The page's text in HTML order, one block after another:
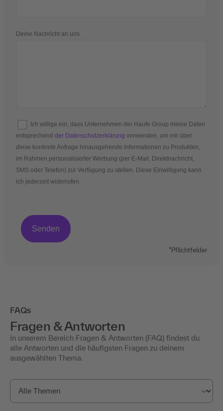
Deine Nachricht an uns
Ich willige ein, dass Unternehmen der Haufe Group meine Daten
entsprechend der Datenschutzerklärung verwenden, um mir über
diese konkrete Anfrage hinausgehende Informationen zu Produkten,
im Rahmen personalisierter Werbung (per E-Mail, Direktnachricht,
SMS oder Telefon) zur Verfügung zu stellen. Diese Einwilligung kann
ich jederzeit widerrufen.
*Pflichtfelder
FAQs
Fragen & Antworten
In unserem Bereich Fragen & Antworten (FAQ) findest du
alle Antworten und die häufigsten Fragen zu deinem
ausgewählten Thema.